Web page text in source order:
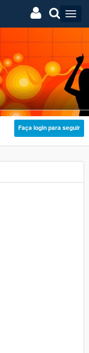
Faça login para seguir